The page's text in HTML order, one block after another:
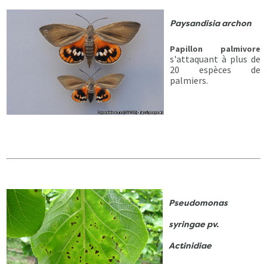
Paysandisia archon
Papillon palmivore
s'attaquant à plus de
20 espèces de
palmiers.
Pseudomonas
syringae pv.
Actinidiae